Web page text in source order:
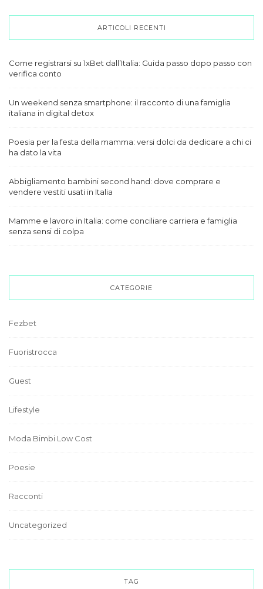
ARTICOLI RECENTI
Come registrarsi su 1xBet dall’Italia: Guida passo dopo passo con
verifica conto
Un weekend senza smartphone: il racconto di una famiglia
italiana in digital detox
Poesia per la festa della mamma: versi dolci da dedicare a chi ci
ha dato la vita
Abbigliamento bambini second hand: dove comprare e
vendere vestiti usati in Italia
Mamme e lavoro in Italia: come conciliare carriera e famiglia
senza sensi di colpa
CATEGORIE
Fezbet
Fuoristrocca
Guest
Lifestyle
Moda Bimbi Low Cost
Poesie
Racconti
Uncategorized
TAG